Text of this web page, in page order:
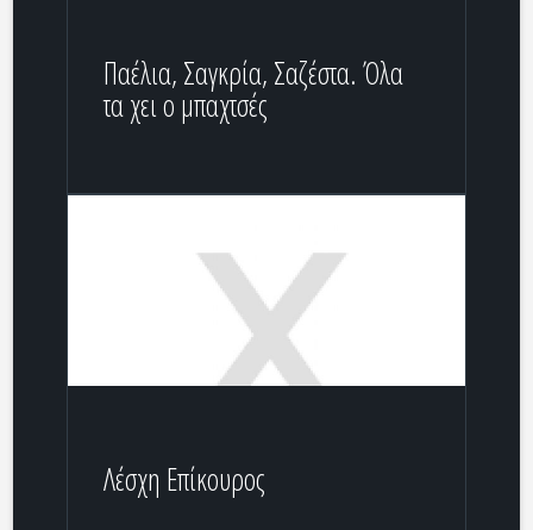
Παέλια, Σαγκρία, Σαζέστα. Όλα
τα χει ο μπαχτσές
Λέσχη Επίκουρος